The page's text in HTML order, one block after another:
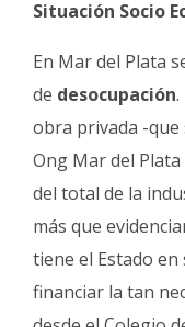
Situación Socio
En Mar del Plata
de desocupación
obra privada -
Ong Mar del
del total de la
más que
tiene el Estado
financiar la tan